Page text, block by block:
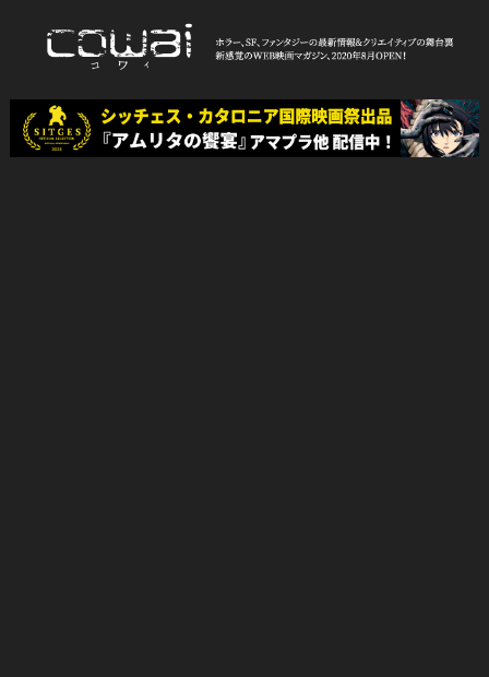
WEB映画マガジン「cowai コ
ワイ」